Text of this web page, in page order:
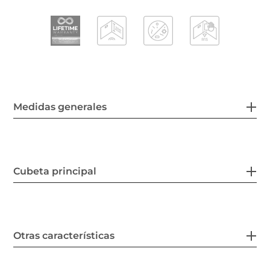
Medidas generales
Cubeta principal
Otras características